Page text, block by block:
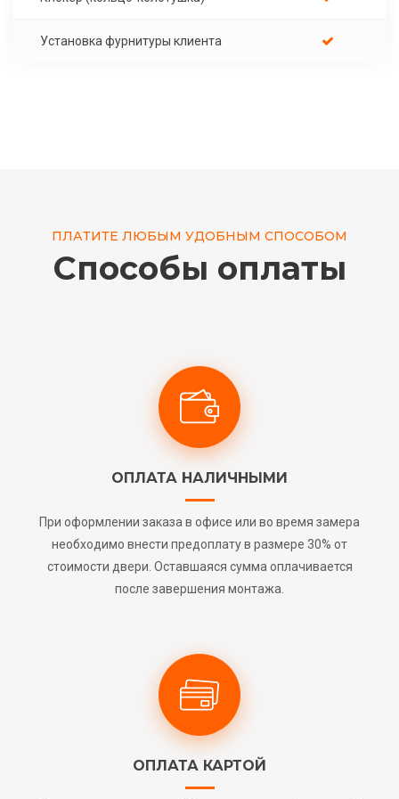
Установка фурнитуры клиента
ПЛАТИТЕ ЛЮБЫМ УДОБНЫМ СПОСОБОМ
Способы оплаты
ОПЛАТА НАЛИЧНЫМИ
При оформлении заказа в офисе или во время замера
необходимо внести предоплату в размере 30% от
стоимости двери. Оставшаяся сумма оплачивается
после завершения монтажа.
ОПЛАТА КАРТОЙ